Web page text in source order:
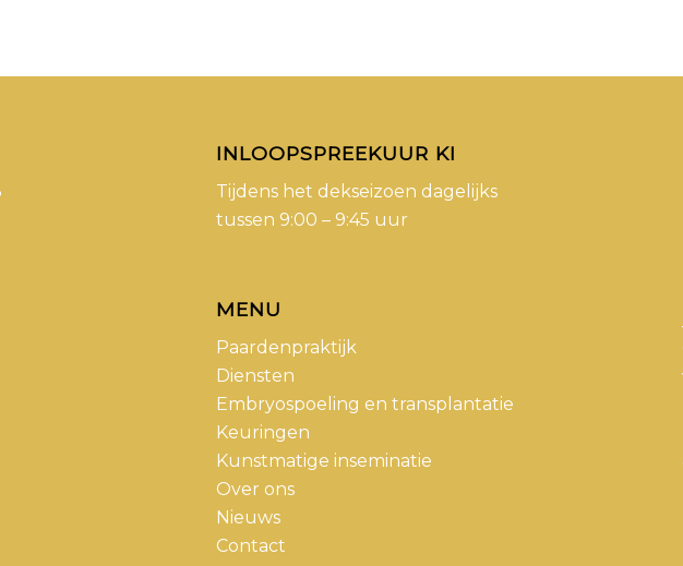
INLOOPSPREEKUUR KI
Tijdens het dekseizoen dagelijks
tussen 9:00 – 9:45 uur
MENU
Paardenpraktijk
Diensten
Embryospoeling en transplantatie
Keuringen
Kunstmatige inseminatie
Over ons
Nieuws
Contact